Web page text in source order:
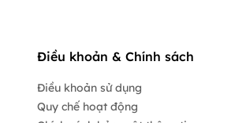
Điều khoản & Chính sách
Điều khoản sử dụng
Quy chế hoạt động